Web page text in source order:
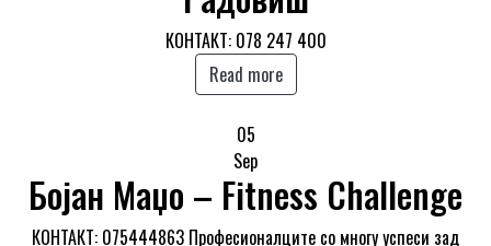
КОНТАКТ: 078 247 400
Read more
05
Sep
Бојан Маџо – Fitness Challenge
КОНТАКТ: 075444863 Професионалците со многу успеси зад